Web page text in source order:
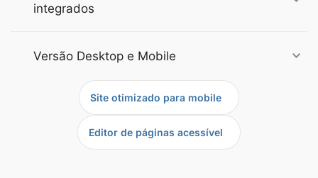
integrados
Versão Desktop e Mobile
Site otimizado para mobile
Editor de páginas acessível